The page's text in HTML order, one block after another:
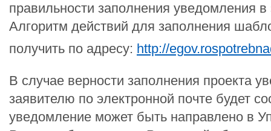
правильности заполнения уведомления
Алгоритм действий для заполнения
получить по адресу: http://
В случае верности заполнения проекта
заявителю по электронной почте будет
уведомление может быть направлено в